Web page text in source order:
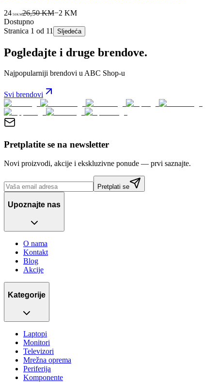
24 50KM26,50 KM−2 KM
Dostupno
Stranica 1 od 11 Sljedeća
Pogledajte i druge brendove.
Najpopularniji brendovi u ABC Shop-u
Svi brendovi
Pretplatite se na newsletter
Novi proizvodi, akcije i ekskluzivne ponude — prvi saznajte.
Pretplati se
Upoznajte nas
O nama
Kontakt
Blog
Akcije
Kategorije
Laptopi
Monitori
Televizori
Mrežna oprema
Periferija
Komponente